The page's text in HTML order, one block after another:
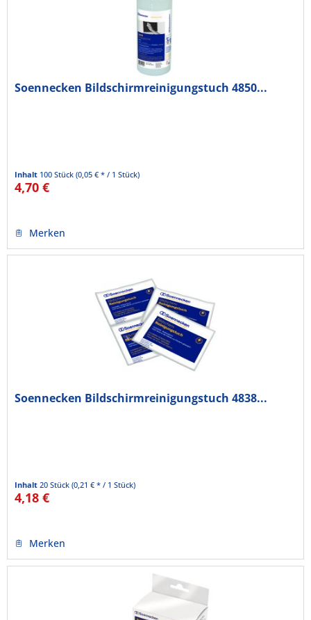
Soennecken Bildschirmreinigungstuch 4850...
Inhalt 100 Stück(0,05 € * / 1 Stück)
4,70 €
Merken
Soennecken Bildschirmreinigungstuch 4838...
Inhalt20 Stück(0,21 € * / 1 Stück)
4,18 €
Merken